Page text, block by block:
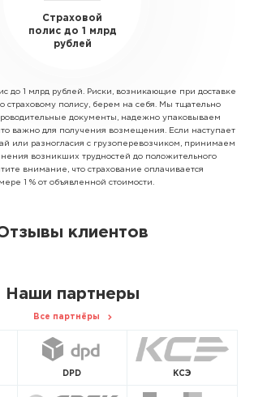
Страховой
полис до 1 млрд
рублей
до 1 млрд рублей. Риски, возникающие при доставке
страховому полису, берем на себя. Мы тщательно
документы, надежно упаковываем
важно для получения возмещения. Если наступает
или разногласия с грузоперевозчиком, принимаем
возникших трудностей до положительного
внимание, что страхование оплачивается
1 % от объявленной стоимости.
клиентов
Наши партнеры
Все партнёры
DPD КСЭ